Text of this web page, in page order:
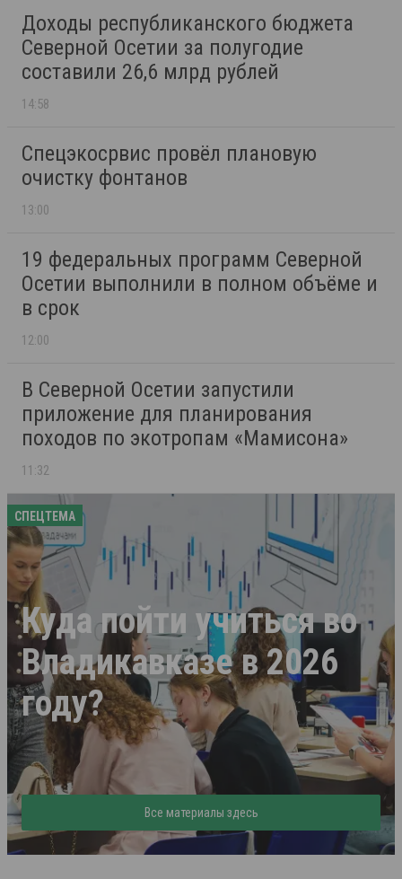
Доходы республиканского бюджета
Северной Осетии за полугодие
составили 26,6 млрд рублей
14:58
Спецэкосрвис провёл плановую
очистку фонтанов
13:00
19 федеральных программ Северной
Осетии выполнили в полном объёме и
в срок
12:00
В Северной Осетии запустили
приложение для планирования
походов по экотропам «Мамисона»
11:32
СПЕЦТЕМА
Куда пойти учиться во
Владикавказе в 2026
году?
Все материалы здесь